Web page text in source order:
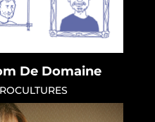
De Domaine